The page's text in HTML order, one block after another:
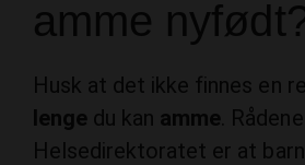
amme
Husk at det ikke finnes en
lenge du kan amme .
Helsedirektoratet er at